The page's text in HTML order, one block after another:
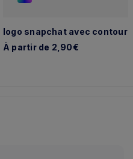
logo snapchat avec contour
À partir de 2,90€